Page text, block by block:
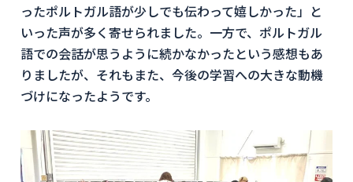
ったポルトガル語が少しでも伝わって嬉しかった」と
いった声が多く寄せられました。一方で、ポルトガル
語での会話が思うように続かなかったという感想もあ
りましたが、それもまた、今後の学習への大きな動機
づけになったようです。